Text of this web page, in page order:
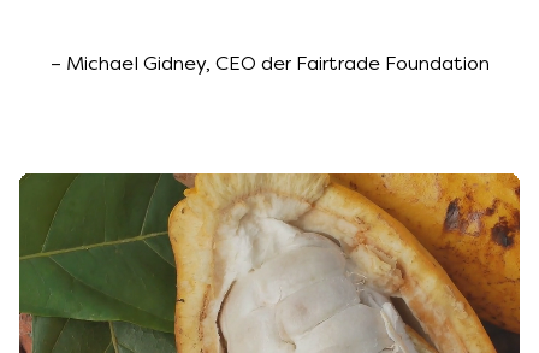
– Michael Gidney, CEO der Fairtrade Foundation